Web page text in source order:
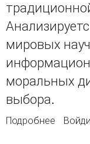
мировых
моральных
выбора.
Подробнее о